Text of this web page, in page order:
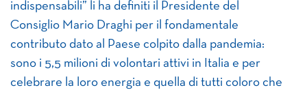
indispensabili” li ha definiti il Presidente del
Consiglio Mario Draghi per il fondamentale
contributo dato al Paese colpito dalla pandemia:
sono i 5,5 milioni di volontari attivi in Italia e per
celebrare la loro energia e quella di tutti coloro che